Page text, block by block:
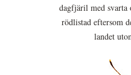
dagfjäril med svarta
rödlistad eftersom
landet